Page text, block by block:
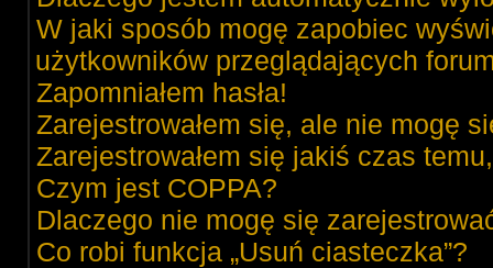
W jaki sposób mogę zapobiec
użytkowników przeglądających
Zapomniałem hasła!
Zarejestrowałem się, ale nie mogę
Zarejestrowałem się jakiś czas
Czym jest COPPA?
Dlaczego nie mogę się
Co robi funkcja „Usuń ciasteczka”?